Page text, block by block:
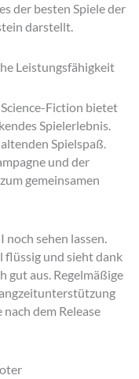
der besten Spiele der
darstellt.
Leistungsfähigkeit
Fiction bietet
Spielerlebnis.
Spielspaß.
und der
gemeinsamen
noch sehen lassen.
flüssig und sieht dank
gut aus. Regelmäßige
dem Release